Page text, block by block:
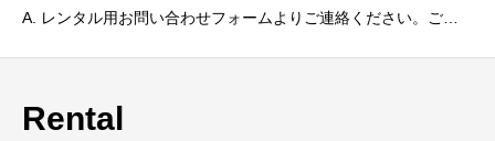
A. レンタル用お問い合わせフォームよりご連絡ください。ご利
Rental